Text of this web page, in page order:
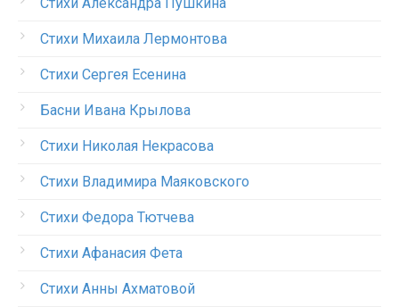
Стихи Михаила Лермонтова
Стихи Сергея Есенина
Басни Ивана Крылова
Стихи Николая Некрасова
Стихи Владимира Маяковского
Стихи Федора Тютчева
Стихи Афанасия Фета
Стихи Анны Ахматовой